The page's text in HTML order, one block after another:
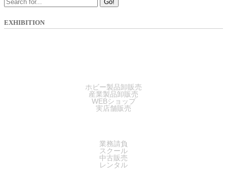
Go!
EXHIBITION
ホビー製品卸販売
産業製品卸販売
WEBショップ
実店舗販売
業務請負
スクール
中古販売
レンタル